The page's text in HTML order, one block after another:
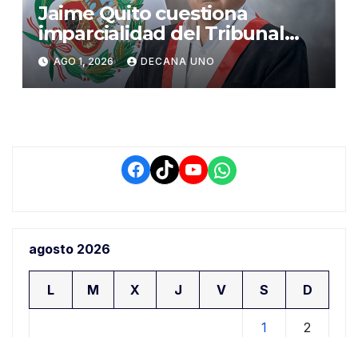
Jaime Quito cuestiona
imparcialidad del Tribunal
Constitucional tras liberación
de Ollanta Humala
AGO 1, 2026 DECANA UNO
Facebook
TikTokYouTube
WhatsApp
agosto 2026
L M X J V S D
1 2